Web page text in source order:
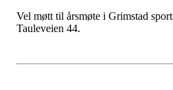
Vel møtt til årsmøte i Grimstad
Tauleveien 44.